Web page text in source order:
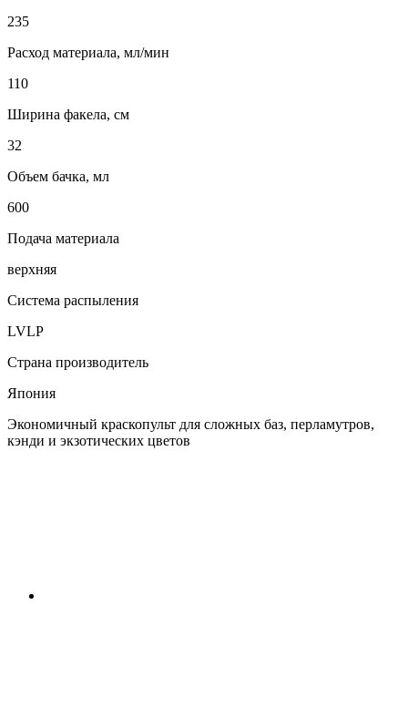
235
Расход материала, мл/мин
110
Ширина факела, см
32
Объем бачка, мл
600
Подача материала
верхняя
Система распыления
LVLP
Страна производитель
Япония
Экономичный краскопульт для сложных баз, перламутров,
кэнди и экзотических цветов